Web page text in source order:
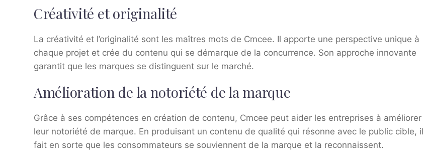
Créativité et originalité
La créativité et l’originalité sont les maîtres mots de Cmcee. Il apporte une perspective unique à
chaque projet et crée du contenu qui se démarque de la concurrence. Son approche innovante
garantit que les marques se distinguent sur le marché.
Amélioration de la notoriété de la marque
Grâce à ses compétences en création de contenu, Cmcee peut aider les entreprises à améliorer
leur notoriété de marque. En produisant un contenu de qualité qui résonne avec le public cible, il
fait en sorte que les consommateurs se souviennent de la marque et la reconnaissent.